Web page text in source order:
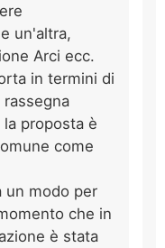
un'altra,
Arci ecc.
in termini di
proposta è
come
un modo per
che in
è stata